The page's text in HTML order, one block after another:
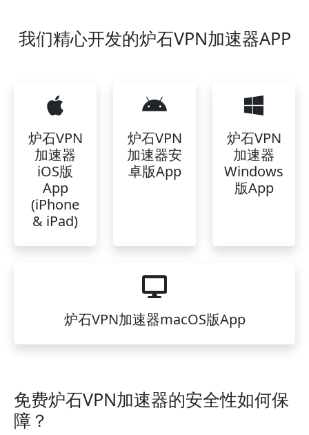
我们精心开发的炉石VPN加速器APP
炉石VPN
加速器
iOS版
App
(iPhone
& iPad)
炉石VPN
加速器安
卓版App
炉石VPN
加速器
Windows
版App
炉石VPN加速器macOS版App
免费炉石VPN加速器的安全性如何保
障？